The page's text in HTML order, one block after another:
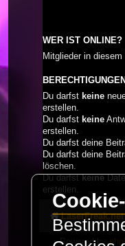
WER IST ONLINE?
Mitglieder in
Du darfst keine
erstellen.
Du darfst keine
erstellen.
Du darfst deine
Du darfst deine
löschen.
Du darfstkeine
erstellen.
LaserFreak.net
Powered by